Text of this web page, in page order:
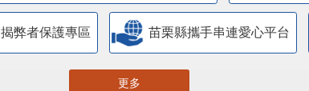
揭弊者保護專區 苗栗縣攜手串連愛心平台
更多